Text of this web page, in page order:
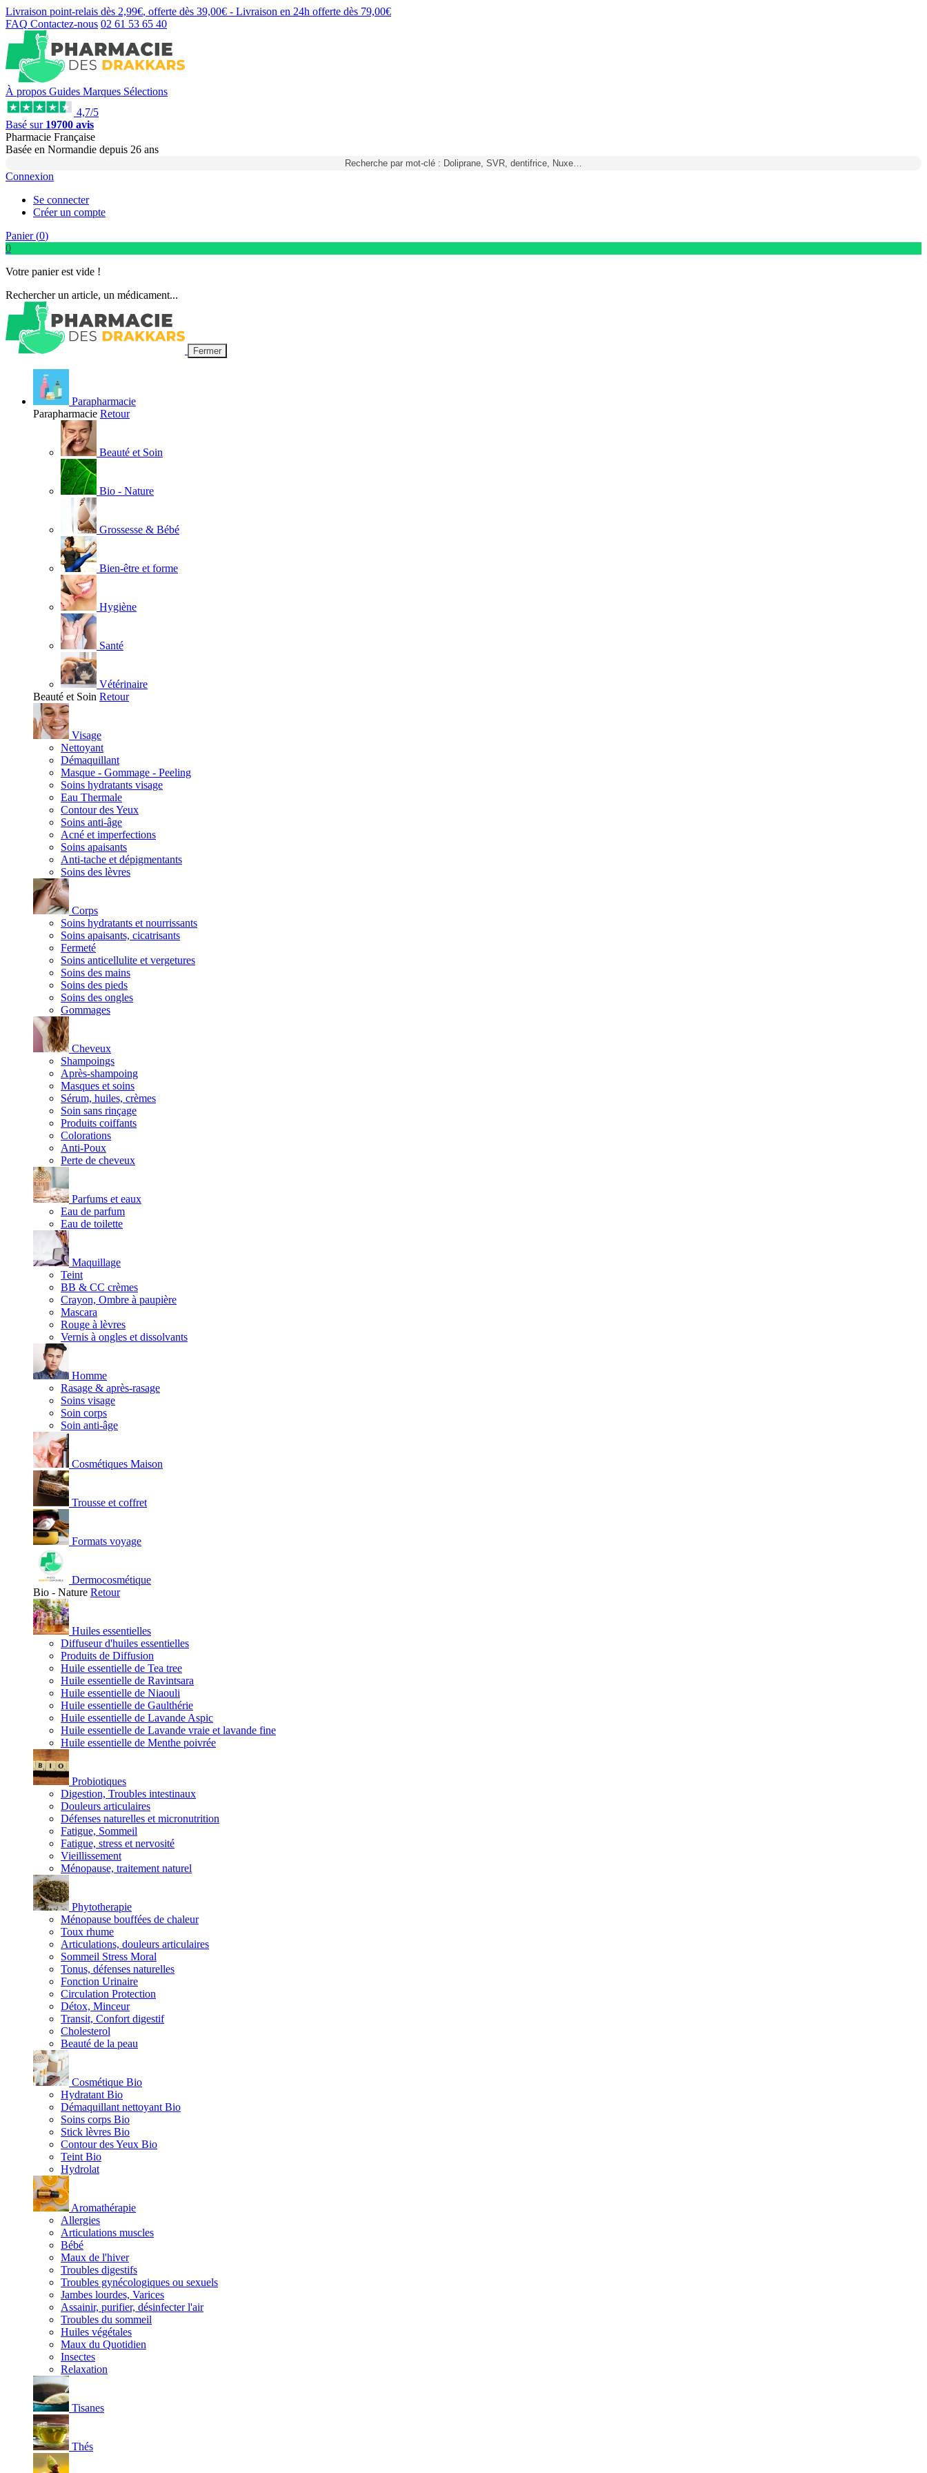
Livraison point-relais dès 2,99€, offerte dès 39,00€ - Livraison en 24h offerte dès 79,00€
FAQ Contactez-nous 02 61 53 65 40
À propos Guides Marques Sélections
4,7/5
Basé sur 19700 avis
Pharmacie Française
Basée en Normandie depuis 26 ans
Recherche par mot-clé : Doliprane, SVR, dentifrice, Nuxe…
Connexion
Se connecter
Créer un compte
Panier (0)
0
Votre panier est vide !
Rechercher un article, un médicament...
Fermer
Parapharmacie
Parapharmacie Retour
Beauté et Soin
Bio - Nature
Grossesse & Bébé
Bien-être et forme
Hygiène
Santé
Vétérinaire
Beauté et Soin Retour
Visage
Nettoyant
Démaquillant
Masque - Gommage - Peeling
Soins hydratants visage
Eau Thermale
Contour des Yeux
Soins anti-âge
Acné et imperfections
Soins apaisants
Anti-tache et dépigmentants
Soins des lèvres
Corps
Soins hydratants et nourrissants
Soins apaisants, cicatrisants
Fermeté
Soins anticellulite et vergetures
Soins des mains
Soins des pieds
Soins des ongles
Gommages
Cheveux
Shampoings
Après-shampoing
Masques et soins
Sérum, huiles, crèmes
Soin sans rinçage
Produits coiffants
Colorations
Anti-Poux
Perte de cheveux
Parfums et eaux
Eau de parfum
Eau de toilette
Maquillage
Teint
BB & CC crèmes
Crayon, Ombre à paupière
Mascara
Rouge à lèvres
Vernis à ongles et dissolvants
Homme
Rasage & après-rasage
Soins visage
Soin corps
Soin anti-âge
Cosmétiques Maison
Trousse et coffret
Formats voyage
Dermocosmétique
Bio - Nature Retour
Huiles essentielles
Diffuseur d'huiles essentielles
Produits de Diffusion
Huile essentielle de Tea tree
Huile essentielle de Ravintsara
Huile essentielle de Niaouli
Huile essentielle de Gaulthérie
Huile essentielle de Lavande Aspic
Huile essentielle de Lavande vraie et lavande fine
Huile essentielle de Menthe poivrée
Probiotiques
Digestion, Troubles intestinaux
Douleurs articulaires
Défenses naturelles et micronutrition
Fatigue, Sommeil
Fatigue, stress et nervosité
Vieillissement
Ménopause, traitement naturel
Phytotherapie
Ménopause bouffées de chaleur
Toux rhume
Articulations, douleurs articulaires
Sommeil Stress Moral
Tonus, défenses naturelles
Fonction Urinaire
Circulation Protection
Détox, Minceur
Transit, Confort digestif
Cholesterol
Beauté de la peau
Cosmétique Bio
Hydratant Bio
Démaquillant nettoyant Bio
Soins corps Bio
Stick lèvres Bio
Contour des Yeux Bio
Teint Bio
Hydrolat
Aromathérapie
Allergies
Articulations muscles
Bébé
Maux de l'hiver
Troubles digestifs
Troubles gynécologiques ou sexuels
Jambes lourdes, Varices
Assainir, purifier, désinfecter l'air
Troubles du sommeil
Huiles végétales
Maux du Quotidien
Insectes
Relaxation
Tisanes
Thés